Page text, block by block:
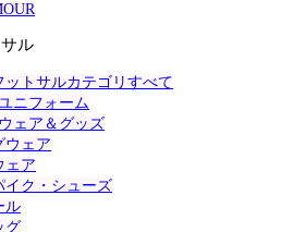
ル
ットサルカテゴリすべて
ニフォーム
ェア＆グッズ
ウェア
ェア
イク・シューズ
ル
グ